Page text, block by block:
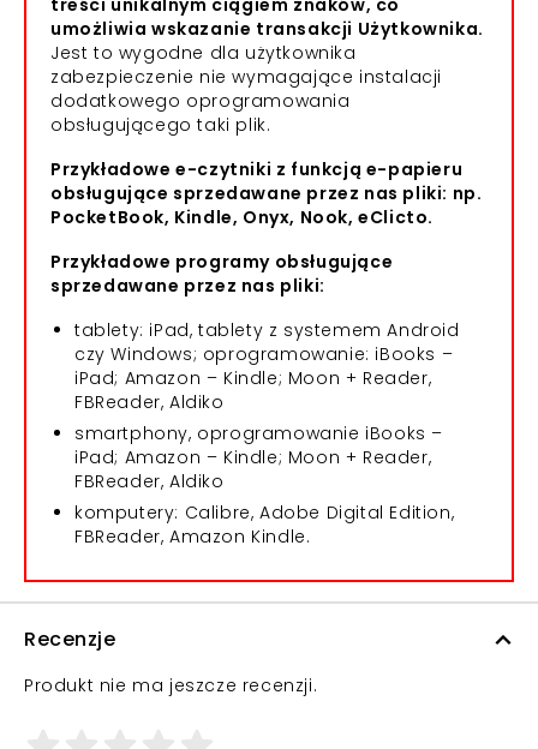
treści unikalnym ciągiem znaków, co
umożliwia wskazanie transakcji Użytkownika.
Jest to wygodne dla użytkownika
zabezpieczenie nie wymagające instalacji
dodatkowego oprogramowania
obsługującego taki plik.
Przykładowe e-czytniki z funkcją e-papieru
obsługujące sprzedawane przez nas pliki: np.
PocketBook, Kindle, Onyx, Nook, eClicto.
Przykładowe programy obsługujące
sprzedawane przez nas pliki:
tablety: iPad, tablety z systemem Android
czy Windows; oprogramowanie: iBooks –
iPad; Amazon – Kindle; Moon + Reader,
FBReader, Aldiko
smartphony, oprogramowanie iBooks –
iPad; Amazon – Kindle; Moon + Reader,
FBReader, Aldiko
komputery: Calibre, Adobe Digital Edition,
FBReader, Amazon Kindle.
Recenzje
Produkt nie ma jeszcze recenzji.